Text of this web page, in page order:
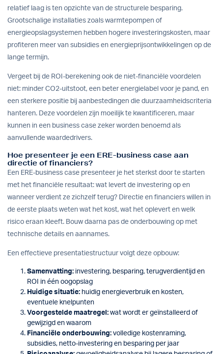
relatief laag is ten opzichte van de structurele besparing.
Grootschalige installaties zoals warmtepompen of
energieopslagsystemen hebben hogere investeringskosten, maar
profiteren meer van subsidies en energieprijsontwikkelingen op de
lange termijn.
Vergeet bij de ROI-berekening ook de niet-financiële voordelen
niet: minder CO2-uitstoot, een beter energielabel voor je pand, en
een sterkere positie bij aanbestedingen die duurzaamheidscriteria
hanteren. Deze voordelen zijn moeilijk te kwantificeren, maar
kunnen in een business case zeker worden benoemd als
aanvullende waardedrivers.
Hoe presenteer je een ERE-business case aan
directie of financiers?
Een ERE-business case presenteer je het sterkst door te starten
met het financiële resultaat: wat levert de investering op en
wanneer verdient ze zichzelf terug? Directie en financiers willen in
de eerste plaats weten wat het kost, wat het oplevert en welk
risico eraan kleeft. Bouw daarna pas de onderbouwing op met
technische details en aannames.
Een effectieve presentatiestructuur volgt deze opbouw:
Samenvatting: investering, besparing, terugverdientijd en
ROI in één oogopslag
Huidige situatie: huidig energieverbruik en kosten,
eventuele knelpunten
Voorgestelde maatregel: wat wordt er geïnstalleerd of
gewijzigd en waarom
Financiële onderbouwing: volledige kostenraming,
subsidies, netto-investering en besparing per jaar